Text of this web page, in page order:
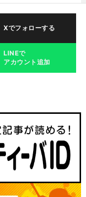
Xでフォローする
LINEで
アカウント追加